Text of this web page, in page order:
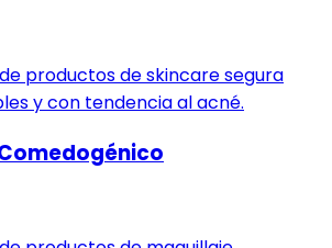
productos de skincare segura
y con tendencia al acné.